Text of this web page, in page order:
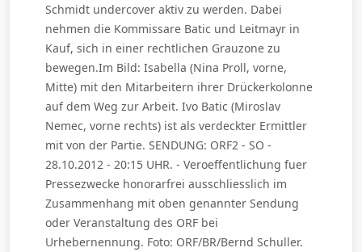
Schmidt undercover aktiv zu werden. Dabei
nehmen die Kommissare Batic und Leitmayr in
Kauf, sich in einer rechtlichen Grauzone zu
bewegen.Im Bild: Isabella (Nina Proll, vorne,
Mitte) mit den Mitarbeitern ihrer Drückerkolonne
auf dem Weg zur Arbeit. Ivo Batic (Miroslav
Nemec, vorne rechts) ist als verdeckter Ermittler
mit von der Partie. SENDUNG: ORF2 - SO -
28.10.2012 - 20:15 UHR. - Veroeffentlichung fuer
Pressezwecke honorarfrei ausschliesslich im
Zusammenhang mit oben genannter Sendung
oder Veranstaltung des ORF bei
Urhebernennung. Foto: ORF/BR/Bernd Schuller.